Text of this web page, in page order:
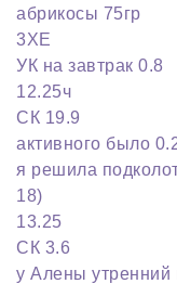
абрикосы 75гр
3ХЕ
УК на завтрак 0.8
12.25ч
СК 19.9
активного было
я решила
18)
13.25
СК 3.6
у Алены утренний